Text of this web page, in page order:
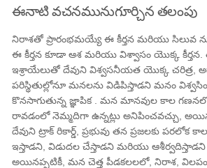
ఈనాటి వచనమునుగూర్చిన తలంపు
నిరాశతో ప్రారంభమయ్యే ఈ కీర్తన మరియు సిలువ
ఈ కీర్తన కూడా ఆశ మరియు విశ్వాసం యొక్క కీర్తన.
ఇశ్రాయేలుతో దేవుని విశ్వసనీయత యొక్క చరిత్ర,
పరిస్థితుల్లోనూ మనలను విడిపిస్తాడని మనం
కొనసాగుతున్న జ్ఞాపిక . మన మానవుల కాల
రావడంలో నెమ్మదిగా ఉన్నట్లు అనిపించవచ్చు,
దేవుని ట్రాక్ రికార్డ్, ప్రభువు తన ప్రజలకు
ఇస్తాడని, విడుదల చేస్తాడని మరియు ఆశీర్వదిస్తాడని
అయినప్పటికీ, మన చెత్త పీడకలలలో, నిరాశ,